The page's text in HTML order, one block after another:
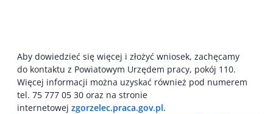
Aby dowiedzieć się więcej i złożyć wniosek, zachęcamy
do kontaktu z Powiatowym Urzędem pracy, pokój 110.
Więcej informacji można uzyskać również pod numerem
tel. 75 777 05 30 oraz na stronie
internetowej zgorzelec.praca.gov.pl.